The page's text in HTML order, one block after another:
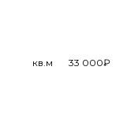
кв.м 33 000₽